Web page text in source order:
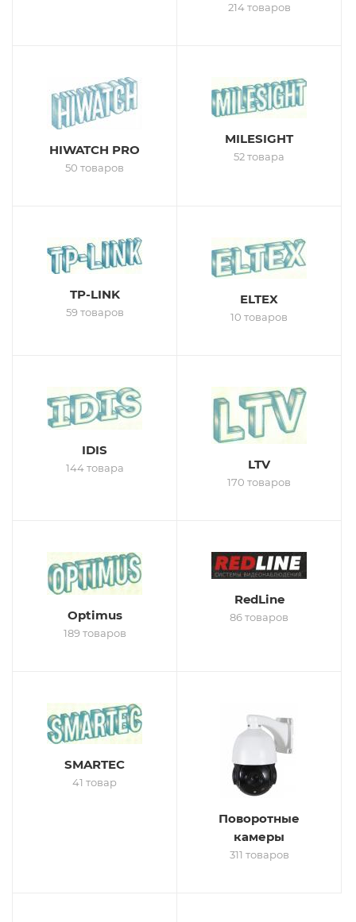
214 товаров
HIWATCH PRO
50 товаров
MILESIGHT
52 товара
TP-LINK
59 товаров
ELTEX
10 товаров
IDIS
144 товара LTV
170 товаров
Optimus
189 товаров
RedLine
86 товаров
SMARTEC
41 товар
Поворотные
камеры
311 товаров